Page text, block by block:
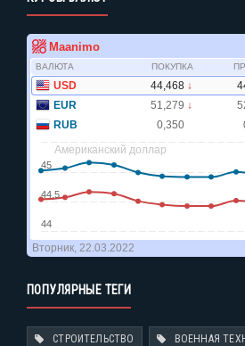
ПОПУЛЯРНЫЕ ТЕГИ
СТРОИТЕЛЬСТВО ВОЕННАЯ